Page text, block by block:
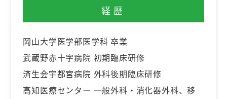
経歴
岡山大学医学部医学科 卒業
武蔵野赤十字病院 初期臨床研修
済生会宇都宮病院 外科後期臨床研修
高知医療センター 一般外科・消化器外科、移